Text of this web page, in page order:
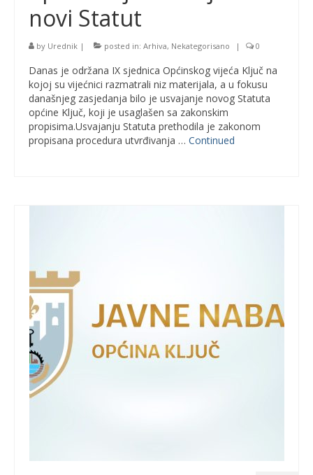
novi Statut
by Urednik | posted in: Arhiva, Nekategorisano | 0
Danas je održana IX sjednica Općinskog vijeća Ključ na
kojoj su vijećnici razmatrali niz materijala, a u fokusu
današnjeg zasjedanja bilo je usvajanje novog Statuta
općine Ključ, koji je usaglašen sa zakonskim
propisima.Usvajanju Statuta prethodila je zakonom
propisana procedura utvrđivanja … Continued